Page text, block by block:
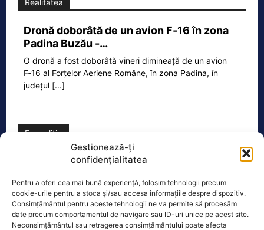
Gestionează-ți
confidențialitatea
Pentru a oferi cea mai bună experiență, folosim tehnologii precum
cookie-urile pentru a stoca și/sau accesa informațiile despre dispozitiv.
Consimțământul pentru aceste tehnologii ne va permite să procesăm
date precum comportamentul de navigare sau ID-uri unice pe acest site.
Neconsimțământul sau retragerea consimțământului poate afecta
Realitatea
Dronă doborâtă de un avion F‑16 în zona
Padina Buzău -…
O dronă a fost doborâtă vineri dimineață de un avion
F‑16 al Forțelor Aeriene Române, în zona Padina, în
județul [...]
Ecopolitic
Cristoiu: Bolojan, Fritz, Kelemen au tot
Ion Cristoiu a lansat, miercuri seară, în
direct la Realitatea PLUS, un atac dur
la adresa lui Ilie Bolojan și[...]